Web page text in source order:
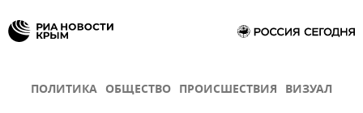
Новости
ПОЛИТИКА ОБЩЕСТВО ПРОИСШЕСТВИЯ ВИЗУАЛ